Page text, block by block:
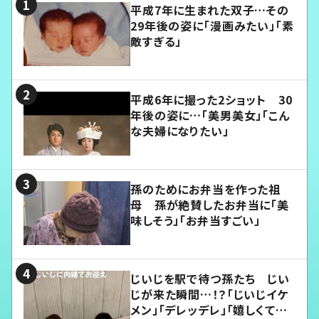
平成7年に生まれた双子…その
29年後の姿に「漫画みたい」「素
敵すぎる」
平成6年に撮った2ショット 30
年後の姿に…「美男美女」「こん
な夫婦になりたい」
孫のためにお弁当を作った祖
母 孫が絶賛したお弁当に「美
味しそう」「お弁当すごい」
じいじを駅で待つ孫たち じい
じが来た瞬間…！？「じいじイケ
メン」「デレッデレ」「嬉しくて可